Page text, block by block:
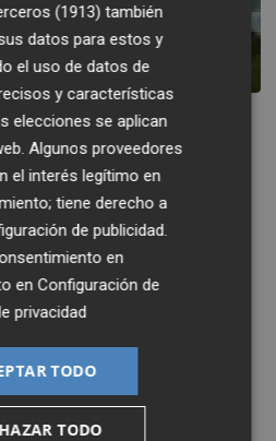
libre permite
de negocio
(1913) también
datos para estos y
el uso de datos de
y características
elecciones se aplican
Algunos proveedores
el interés legítimo en
tiene derecho a
de publicidad
en
enConfiguración de
privacidad
TODO
TODO